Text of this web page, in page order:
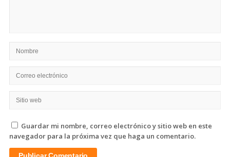
Guardar mi nombre, correo electrónico y sitio web en este
navegador para la próxima vez que haga un comentario.